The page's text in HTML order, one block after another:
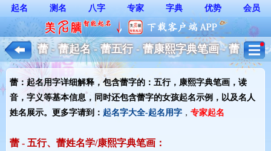
起名 测名 八字 专家 字典 优势 会员
蕾 - 蕾起名 - 蕾五行 - 蕾康熙字典笔画 - 蕾
起名用字解释 - 女孩起名
蕾：起名用字详细解释，包含蕾字的：五行，康熙字典笔画，读
音，字义等基本信息，同时还包含蕾字的女孩起名示例，以及名人
姓名展示。更多字请到： 起名字大全-起名用字 ， 专家起名
蕾 - 五行、蕾姓名学/康熙字典笔画：